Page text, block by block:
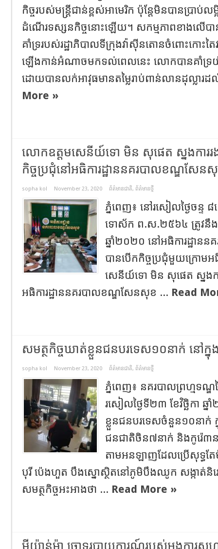
កិច្ចរបស់មន្ត្រីជាន់ខ្ពស់អាមេរិក ប៉ុន្តែមិនបានប្រាប់
ដំណើរទស្សនកិច្ចនោះឡើយ។ សកម្មភាពខាងលើ​បា
គាំទ្ររបស់រដ្ឋាភិបាលទីក្រុងវ៉ាស៊ីនតោនចំពោះកោះត
ឡើងកាន់អំណាចមកទល់ពេលនេះ​ លោកបានគាំទ្រយ៉
ដោយបានលក់អាវុធមានតម្លៃរាប់ពាន់លានដុល្លារ
More »
លោកឧត្តមសេនីយ៍ទោ មិន សុផេត ស្នងការរង
កិច្ចប្រជុំនៅអធិការដ្ឋាននគរបាលខណ្ឌសែន
sopha kol November 23, 2020 ព័ត៌មានជាតិ, ព័ត៌មានថ្មី
ភ្នំពេញ៖ នៅរសៀលថ្ងៃចន្ទ
ទោស័ក ព.ស.២៥៦៤ ត្រូវនឹងថ្
ឆ្នាំ២០២០ នៅអធិការដ្ឋាន
បានបើកកិច្ចប្រជុំមួយក្រោម
សេនីយ៍ទោ មិន សុផេត ស្នងក
អធិការដ្ឋាននគរបាលខណ្ឌសែនសុខ ... Read
សមត្ថកិច្ចឃាត់ខ្លួនជនបរទេស១០នាក់ នៅក្
sopha kol November 23, 2020 ព័ត៌មានជាតិ, ព័ត៌មានថ្មី
ភ្នំពេញ៖ នគរបាលព្រហ្មទណ្
រសៀលថ្ងៃទី២៣ ខែវិច្ឆិកា ឆ្
ខ្លួនជនបរទេសចំនួន១០នាក់
ជនជាតិចិន៧នាក់ និងកូរ៉េ
តាមអនឡាញដែលប្រើសុទ្ធ
បុរី ប៉េងហួត បឹងស្នោស្ថិតនៅភូមិបឹងឈូក សង្កាត់និរ
សមត្ថកិច្ចអះអាងថា ... Read More »
មីយ៉ាន់ម៉ា ចោទរបាយការណ៍របស់អង្គការសហប្